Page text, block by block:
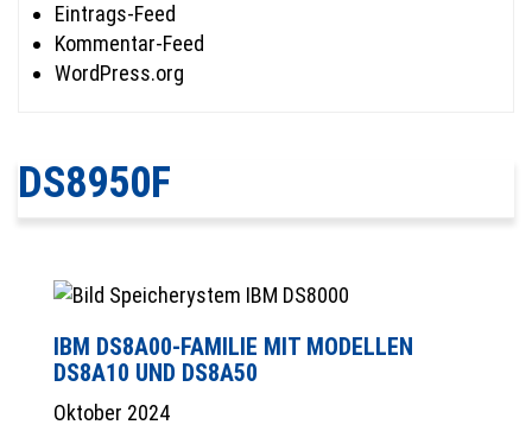
Eintrags-Feed
Kommentar-Feed
WordPress.org
DS8950F
IBM DS8A00-FAMILIE MIT MODELLEN
DS8A10 UND DS8A50
Oktober 2024